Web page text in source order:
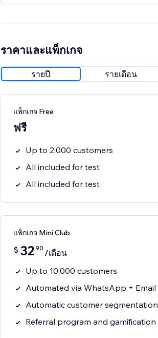
ราคาและแพ็กเกจ
รายปี รายเดือน
แพ็กเกจ Free
ฟรี
Up to 2,000 customers
All included for test
All included for test
แพ็กเกจ Mini Club
$ 3290 /เดือน
Up to 10,000 customers
Automated via WhatsApp + Email
Automatic customer segmentation
Referral program and gamification